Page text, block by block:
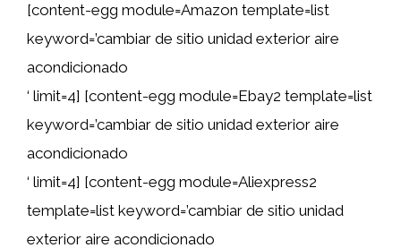
[content-egg module=Amazon template=list
keyword=’cambiar de sitio unidad exterior aire
acondicionado
‘ limit=4] [content-egg module=Ebay2 template=list
keyword=’cambiar de sitio unidad exterior aire
acondicionado
‘ limit=4] [content-egg module=Aliexpress2
template=list keyword=’cambiar de sitio unidad
exterior aire acondicionado